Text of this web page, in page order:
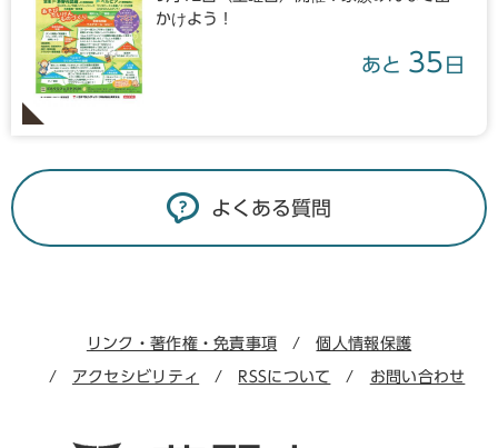
かけよう！
あと 35 日
よくある質問
リンク・著作権・免責事項 個人情報保護
アクセシビリティ RSSについて お問い合わせ